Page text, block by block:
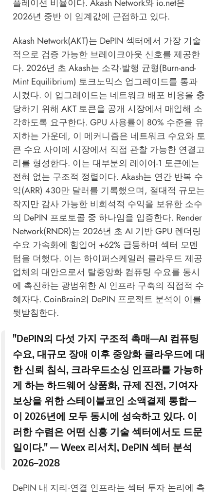
플레이션 비율이다. Akash Network와 io.net은
2026년 중반 이 임계값에 근접하고 있다.
Akash Network(AKT)는 DePIN 섹터에서 가장 기술
적으로 검증 가능한 브레이크아웃 신호를 제공한
다. 2026년 초 Akash는 소각·발행 균형(Burn-and-
Mint Equilibrium) 토크노믹스 업그레이드를 통과
시켰다. 이 업그레이드는 네트워크 배포 비용을 충
당하기 위해 AKT 토큰을 공개 시장에서 매입해 소
각하도록 요구한다. GPU 사용률이 80% 수준을 유
지하는 가운데, 이 메커니즘은 네트워크 수요와 토
큰 수요 사이에 시장에서 직접 관찰 가능한 연결고
리를 형성한다. 이는 대부분의 레이어-1 토큰에는
전혀 없는 구조적 정렬이다. Akash는 연간 반복 수
익(ARR) 430만 달러를 기록했으며, 절대적 규모는
작지만 감사 가능한 비희석적 수익을 보유한 소수
의 DePIN 프로토콜 중 하나임을 입증한다. Render
Network(RNDR)는 2026년 초 AI 기반 GPU 렌더링
수요 가속화에 힘입어 +62% 급등하며 섹터 모멘
텀을 더했다. 이는 하이퍼스케일러 클라우드 제공
업체의 대안으로서 탈중앙화 컴퓨팅 수요를 동시
에 촉진하는 광범위한 AI 인프라 구축의 직접적 수
혜자다. CoinBrain의 DePIN 프로젝트 분석이 이를
뒷받침한다.
"DePIN의 다섯 가지 구조적 촉매—AI 컴퓨팅
수요, 대규모 장애 이후 중앙화 클라우드에 대
한 신뢰 침식, 크라우드소싱 인프라를 가능하
게 하는 하드웨어 상품화, 규제 진전, 기여자
보상을 위한 스테이블코인 소액결제 통합—
이 2026년에 모두 동시에 성숙하고 있다. 이
러한 수렴은 어떤 신흥 기술 섹터에서도 드문
일이다." —Weex 리서치, DePIN 섹터 분석
2026–2028
DePIN 내 지리·연결 인프라는 섹터 투자 논리에 측